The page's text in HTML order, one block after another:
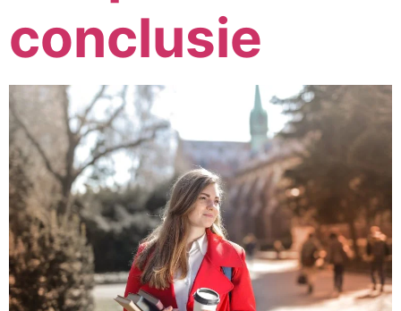
conclusie